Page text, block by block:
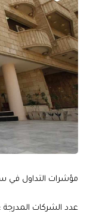
مؤشرات التداول في
عدد الشركات المدرجة :- 103